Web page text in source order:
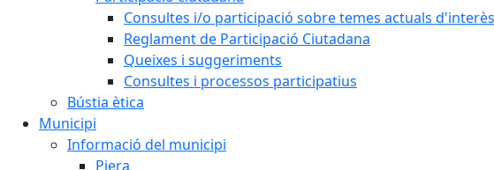
Consultes i/o participació sobre temes actuals
Reglament de Participació Ciutadana
Queixes i suggeriments
Consultes i processos participatius
Bústia ètica
Municipi
Informació del municipi
Piera